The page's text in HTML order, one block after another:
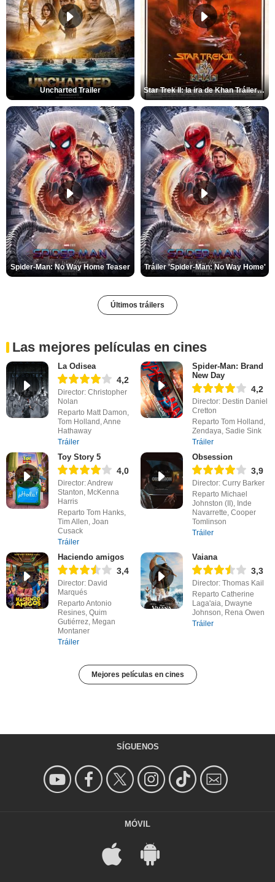
Uncharted Trailer Star Trek II: la ira de Khan Tráiler VO
Spider-Man: No Way Home Teaser Tráiler 'Spider-Man: No Way Home'
Últimos tráilers
Las mejores películas en cines
La Odisea
4,2
Director: Christopher
Nolan
Reparto Matt Damon,
Tom Holland, Anne
Hathaway
Tráiler
Spider-Man: Brand
New Day
4,2
Director: Destin Daniel
Cretton
Reparto Tom Holland,
Zendaya, Sadie Sink
Tráiler
Toy Story 5
4,0
Director: Andrew
Stanton, McKenna
Harris
Reparto Tom Hanks,
Tim Allen, Joan
Cusack
Tráiler
Obsession
3,9
Director: Curry Barker
Reparto Michael
Johnston (II), Inde
Navarrette, Cooper
Tomlinson
Tráiler
Haciendo amigos
3,4
Director: David
Marqués
Reparto Antonio
Resines, Quim
Gutiérrez, Megan
Montaner
Tráiler
Vaiana
3,3
Director: Thomas Kail
Reparto Catherine
Laga'aia, Dwayne
Johnson, Rena Owen
Tráiler
Mejores películas en cines
SÍGUENOS
MÓVIL